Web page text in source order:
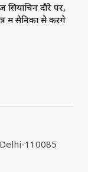
सियाचिन दौरे पर,
में सैनिकों से करेंगे
110085